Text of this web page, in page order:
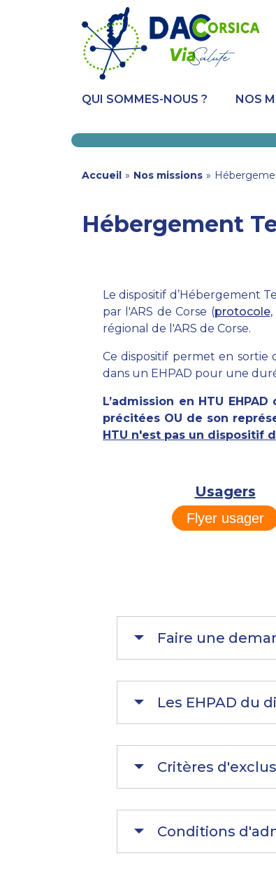
QUI SOMMES-NOUS ? NOS
You
are
here
Accueil » Nos missions »
Hébergement
Le dispositif d’Hébergement
par l'ARS de Corse (protocole,
régional de l'ARS de Corse.
Ce dispositif permet en sortie
dans un EHPAD pour une
L’admission en HTU
précitées OU de son
HTU n'est pas un dispositif
Usagers
Flyer usager
Faire une
Les EHPAD du
Critères
Conditions
Panneau de gestion des cookies